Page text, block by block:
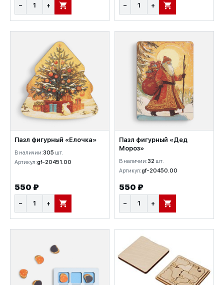
− + В КОРЗИНУ − + В КОРЗИНУ
Пазл фигурный «Елочка»
В наличии:305 шт.
Артикул:gf-20451.00
550 ₽
− + В КОРЗИНУ
Пазл фигурный «Дед
Мороз»
В наличии:32 шт.
Артикул:gf-20450.00
550 ₽
− + В КОРЗИНУ